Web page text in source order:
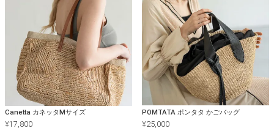
Canetta カネッタMサイズ
¥17,800
POMTATA ポンタタ かごバッグ
¥25,000